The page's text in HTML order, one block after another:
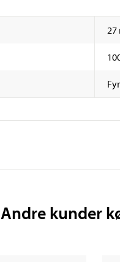
27
Andre kunder